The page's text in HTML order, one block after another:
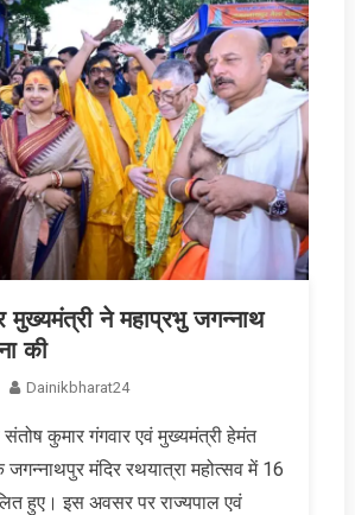
मुख्यमंत्री ने महाप्रभु जगन्नाथ
की
Dainikbharat24
संतोष कुमार गंगवार एवं मुख्यमंत्री हेमंत
जगन्नाथपुर मंदिर रथयात्रा महोत्सव में 16
हुए। इस अवसर पर राज्यपाल एवं